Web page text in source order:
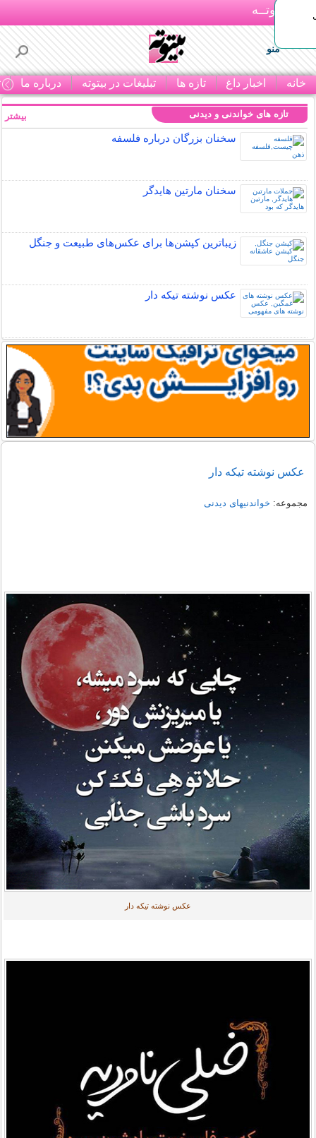
بـیتوتــه
منو
خانه اخبار داغ تازه ها تبلیغات در بیتوته درباره ما
تازه های خواندنی و دیدنی
سخنان بزرگان درباره فلسفه
سخنان مارتین هایدگر
زیباترین کپشن‌ها برای عکس‌های طبیعت و جنگل
عکس نوشته تیکه دار
بیشتر
عکس نوشته تیکه دار
مجموعه: خواندنیهای دیدنی
عکس نوشته تیکه دار